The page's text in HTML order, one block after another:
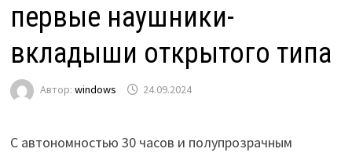
первые наушники-
вкладыши открытого типа
Автор: windows 24.09.2024
С автономностью 30 часов и полупрозрачным